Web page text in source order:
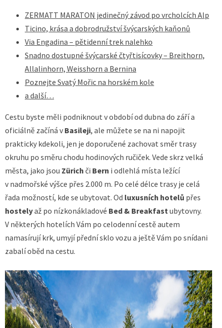
ZERMATT MARATON jedinečný závod po vrcholcích Alp
Ticino, krása a dobrodružství švýcarských kaňonů
Via Engadina – pětidenní trek nalehko
Snadno dostupné švýcarské čtyřtisícovky – Breithorn,
Allalinhorn, Weisshorn a Bernina
Poznejte Svatý Mořic na horském kole
a další…
Cestu byste měli podniknout v období od dubna do září a
oficiálně začíná v Basileji, ale můžete se na ni napojit
prakticky kdekoli, jen je doporučené zachovat směr trasy
okruhu po směru chodu hodinových ručiček. Vede skrz velká
města, jako jsou Zürich či Bern i odlehlá místa ležící
v nadmořské výšce přes 2.000 m. Po celé délce trasy je celá
řada možností, kde se ubytovat. Od luxusních hotelů přes
hostelyaž po nízkonákladové Bed & Breakfast ubytovny.
V některých hotelích Vám po celodenní cestě autem
namasírují krk, umyjí přední sklo vozu a ještě Vám po snídani
zabalí oběd na cestu.